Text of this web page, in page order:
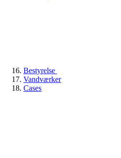
Bestyrelse
Vandværker
Cases